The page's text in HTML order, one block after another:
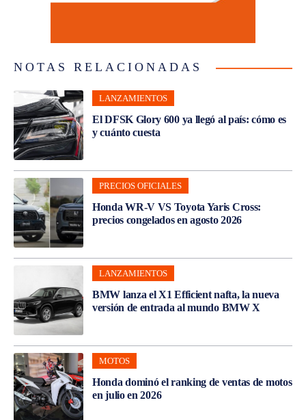
NOTAS RELACIONADAS
LANZAMIENTOS
El DFSK Glory 600 ya llegó al país: cómo es
y cuánto cuesta
PRECIOS OFICIALES
Honda WR-V VS Toyota Yaris Cross:
precios congelados en agosto 2026
LANZAMIENTOS
BMW lanza el X1 Efficient nafta, la nueva
versión de entrada al mundo BMW X
MOTOS
Honda dominó el ranking de ventas de motos
en julio en 2026